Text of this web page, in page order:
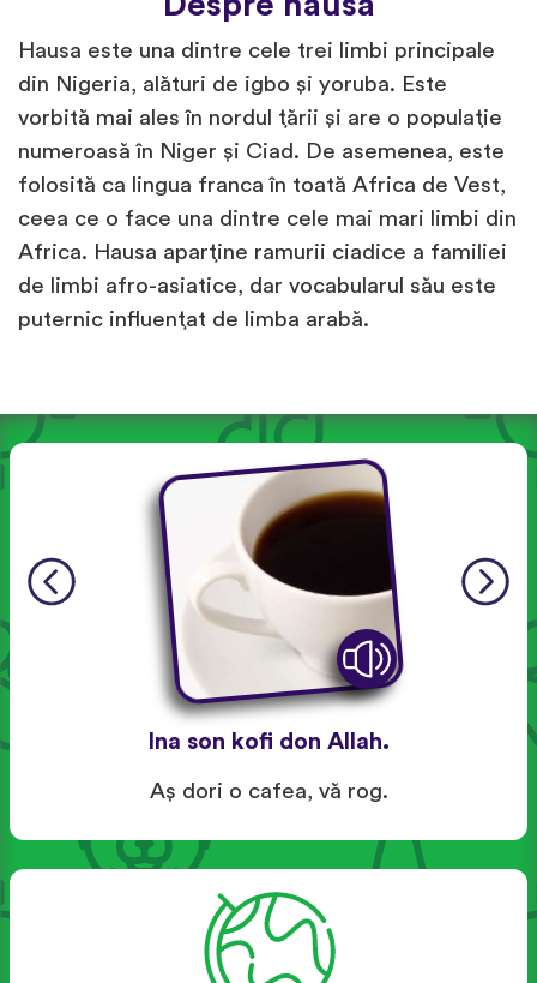
Hausa este una dintre cele trei limbi principale
din Nigeria, alături de igbo și yoruba. Este
vorbită mai ales în nordul țării și are o populație
numeroasă în Niger și Ciad. De asemenea, este
folosită ca lingua franca în toată Africa de Vest,
ceea ce o face una dintre cele mai mari limbi din
Africa. Hausa aparține ramurii ciadice a familiei
de limbi afro-asiatice, dar vocabularul său este
puternic influențat de limba arabă.
Ina son kofi don Allah.
Aş dori o cafea, vă rog.